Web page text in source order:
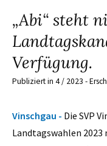
„Abi“ steht
Verfügung.
Publiziert in 4 / 2023 -
Vinschgau - Die SVP
Landtagswahlen